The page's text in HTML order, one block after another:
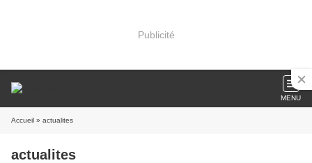
Publicité
MENU
Accueil » actualites
actualites